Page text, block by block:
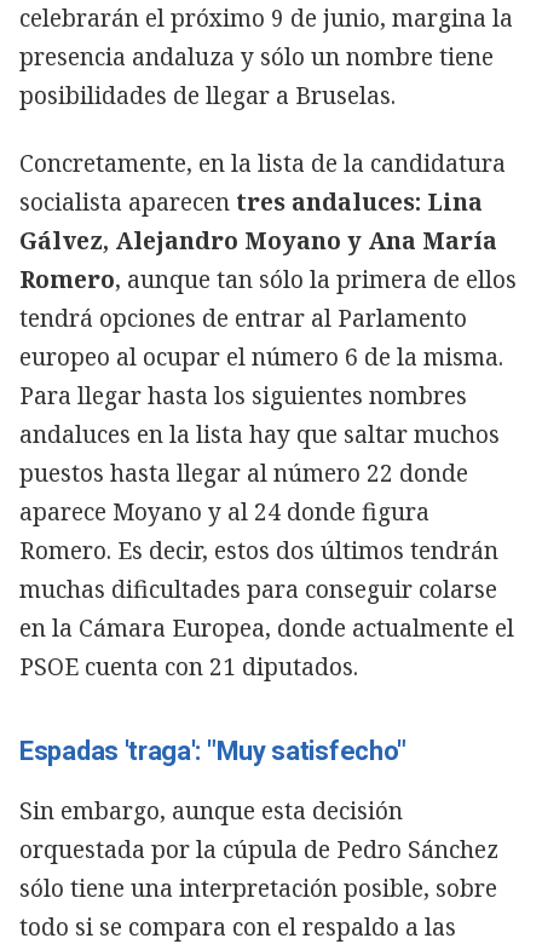
celebrarán el próximo 9 de junio, margina la
presencia andaluza y sólo un nombre tiene
posibilidades de llegar a Bruselas.
Concretamente, en la lista de la candidatura
socialista aparecen tres andaluces: Lina
Gálvez, Alejandro Moyano y Ana María
Romero, aunque tan sólo la primera de ellos
tendrá opciones de entrar al Parlamento
europeo al ocupar el número 6 de la misma.
Para llegar hasta los siguientes nombres
andaluces en la lista hay que saltar muchos
puestos hasta llegar al número 22 donde
aparece Moyano y al 24 donde figura
Romero. Es decir, estos dos últimos tendrán
muchas dificultades para conseguir colarse
en la Cámara Europea, donde actualmente el
PSOE cuenta con 21 diputados.
Espadas 'traga': "Muy satisfecho"
Sin embargo, aunque esta decisión
orquestada por la cúpula de Pedro Sánchez
sólo tiene una interpretación posible, sobre
todo si se compara con el respaldo a las